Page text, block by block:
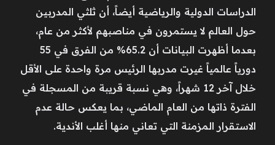
الدراسات الدولية والرياضية أيضاً، أن ثلثي المدربين
حول العالم لا يستمرون في مناصبهم لأكثر من عام،
بعدما أظهرت البيانات أن 65.2% من الفرق في 55
دورياً عالمياً غيرت مدربها الرئيس مرة واحدة على الأقل
خلال آخر 12 شهراً، وهي نسبة قريبة من المسجلة في
الفترة ذاتها من العام الماضي، بما يعكس حالة عدم
الاستقرار المزمنة التي تعاني منها أغلب الأندية.